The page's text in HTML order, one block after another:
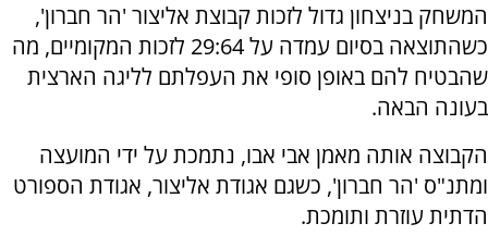
המשחק בניצחון גדול לזכות קבוצת אליצור 'הר חברון',
כשהתוצאה בסיום עמדה על 29:64 לזכות המקומיים, מה
שהבטיח להם באופן סופי את העפלתם לליגה הארצית
בעונה הבאה.
הקבוצה אותה מאמן אבי אבו, נתמכת על ידי המועצה
ומתנ"ס 'הר חברון', כשגם אגודת אליצור, אגודת הספורט
הדתית עוזרת ותומכת.